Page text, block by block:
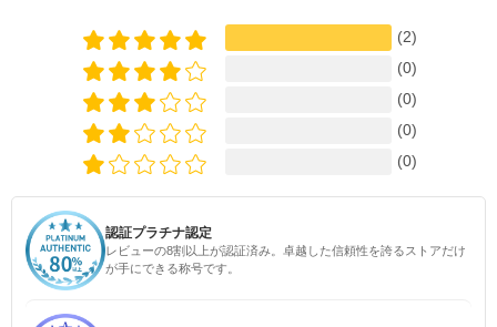
(2)
(0)
(0)
(0)
(0)
認証プラチナ認定
レビューの8割以上が認証済み。卓越した信頼性を誇るストアだけ
が手にできる称号です。